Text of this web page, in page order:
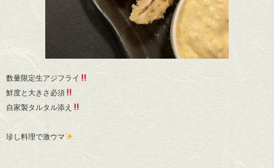
数量限定生アジフライ
鮮度と大きさ必須
自家製タルタル添え
珍し料理で激ウマ